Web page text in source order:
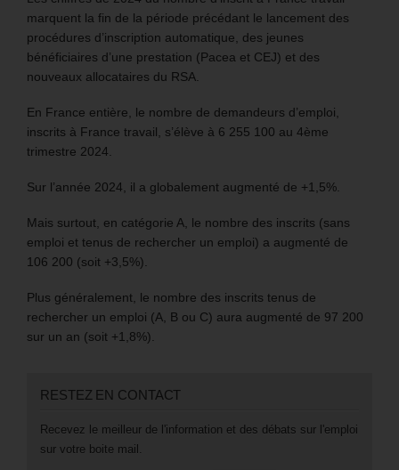
marquent la fin de la période précédant le lancement des
procédures d’inscription automatique, des jeunes
bénéficiaires d’une prestation (Pacea et CEJ) et des
nouveaux allocataires du RSA.
En France entière, le nombre de demandeurs d’emploi,
inscrits à France travail, s’élève à 6 255 100 au 4ème
trimestre 2024.
Sur l’année 2024, il a globalement augmenté de +1,5%.
Mais surtout, en catégorie A, le nombre des inscrits (sans
emploi et tenus de rechercher un emploi) a augmenté de
106 200 (soit +3,5%).
Plus généralement, le nombre des inscrits tenus de
rechercher un emploi (A, B ou C) aura augmenté de 97 200
sur un an (soit +1,8%).
RESTEZ EN CONTACT
Recevez le meilleur de l'information et des débats sur l'emploi
sur votre boite mail.